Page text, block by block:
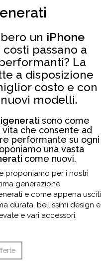
un iPhone
passano a
La
a disposizione
costo e con
modelli.
sono come
che consente ad
performante su ogni
una vasta
come nuovi.
proponiamo per i nostri
generazione.
e come appena usciti
durata, bellissimi design e
e vari accessori.